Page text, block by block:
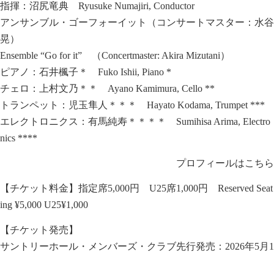
指揮：沼尻竜典 Ryusuke Numajiri, Conductor
アンサンブル・ゴーフォーイット（コンサートマスター：水谷
晃）
Ensemble “Go for it” （Concertmaster: Akira Mizutani）
ピアノ：石井楓子＊ Fuko Ishii, Piano *
チェロ：上村文乃＊＊ Ayano Kamimura, Cello **
トランペット：児玉隼人＊＊ ＊ Hayato Kodama, Trumpet ***
エレクトロニクス：有馬純寿＊＊＊＊ Sumihisa Arima, Electro
nics ****
プロフィールはこちら
【チケット料金】指定席5,000円 U25席1,000円 Reserved Seat
ing ¥5,000 U25¥1,000
【チケット発売】
サントリーホール・メンバーズ・クラブ先行発売：2026年5月1